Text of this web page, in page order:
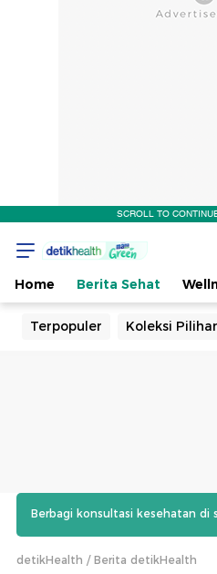
SCROLL TO
Home Berita Sehat
Terpopuler Koleksi
Berbagi konsultasi kesehatan di
detikHealth Berita detikHealth